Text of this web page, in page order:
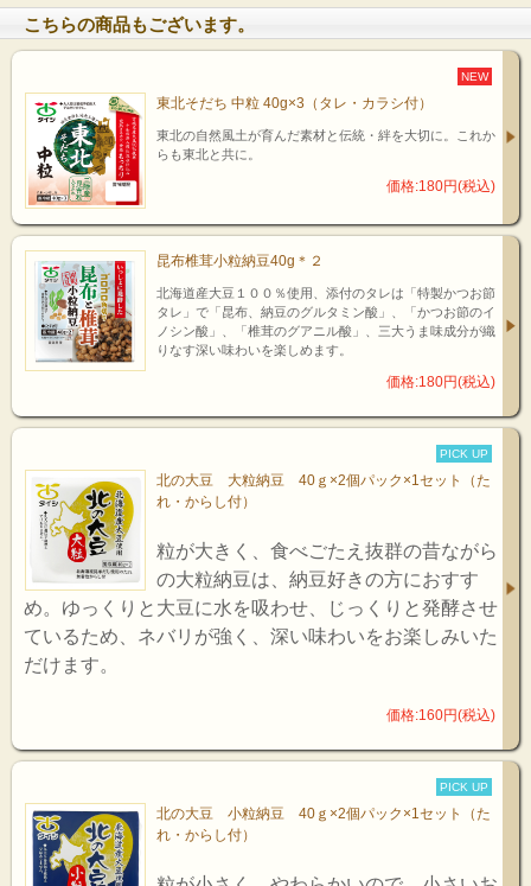
こちらの商品もございます。
NEW
東北そだち 中粒 40g×3（タレ・カラシ付）
東北の自然風土が育んだ素材と伝統・絆を大切に。これか
らも東北と共に。
価格:180円(税込)
昆布椎茸小粒納豆40g＊２
北海道産大豆１００％使用、添付のタレは「特製かつお節
タレ」で「昆布、納豆のグルタミン酸」、「かつお節のイ
ノシン酸」、「椎茸のグアニル酸」、三大うま味成分が織
りなす深い味わいを楽しめます。
価格:180円(税込)
PICK UP
北の大豆 大粒納豆 40ｇ×2個パック×1セット（た
れ・からし付）
粒が大きく、食べごたえ抜群の昔ながら
の大粒納豆は、納豆好きの方におすす
め。ゆっくりと大豆に水を吸わせ、じっくりと発酵させ
ているため、ネバリが強く、深い味わいをお楽しみいた
だけます。
価格:160円(税込)
PICK UP
北の大豆 小粒納豆 40ｇ×2個パック×1セット（た
れ・からし付）